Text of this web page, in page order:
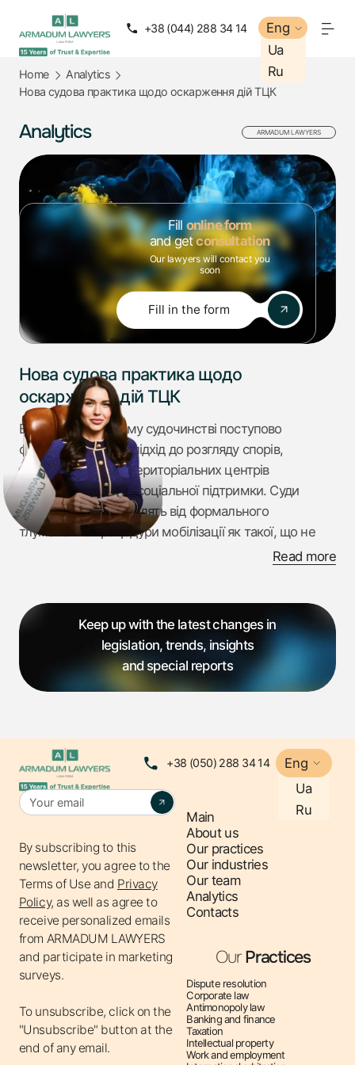
+38 (044) 288 34 14
Eng
Ua
Ru
+38 (050) 288 34 14
Eng
Ua
Ru
Home
Analytics
Нова судова практика щодо оскарження дій ТЦК
Analytics ARMADUM LAWYERS
Fillonline form
and getconsultation
Our lawyers will contact you
soon
Fill in the form
Нова судова практика щодо
оскарження дій ТЦК
В адміністративному судочинстві поступово
формується новий підхід до розгляду спорів,
пов’язаних з діями територіальних центрів
комплектування та соціальної підтримки. Суди
дедалі частіше відходять від формального
тлумачення процедури мобілізації як такої, що не
Зазначена тенденція чітко простежується у справах
№ 560/8465/24 та № 160/6554/25, у яких апеляційні
адміністративні суди дійшли висновку про
правових наслідків навіть у випадках, коли особа
фактично була призвана та проходила військову
службу.
У справі №560/8465/24 апеляційний суд наголосив,
що наказ про призов під час мобілізації є актом
індивідуальної дії, який безпосередньо впливає на
обсяг прав і свобод конкретної особи.Реалізація
такого наказу не позбавляє його ознак владного
рішення та не усуває права особи на судовий захист.
Суд виходив із того, що ефективний захист не може
обмежуватися формальним констатуванням
порушення, а повинен бути спрямований на
відновлення порушеного права, що є ключовим
принципом адміністративного судочинства.
Read more
Keep up with the latest changes in
legislation, trends, insights
and special reports
+38 (050) 288 34 14
Eng
Ua
Ru
By subscribing to this
newsletter, you agree to the
Terms of Useand Privacy
Policy, as well as agree to
receive personalized emails
from ARMADUM LAWYERS
and participate in marketing
surveys.
To unsubscribe, click on the
"Unsubscribe" button at the
end of any email.
Main
About us
Our practices
Our industries
Our team
Analytics
Contacts
OurPractices
Dispute resolution
Corporate law
Antimonopoly law
Banking and finance
Taxation
Intellectual property
Work and employment